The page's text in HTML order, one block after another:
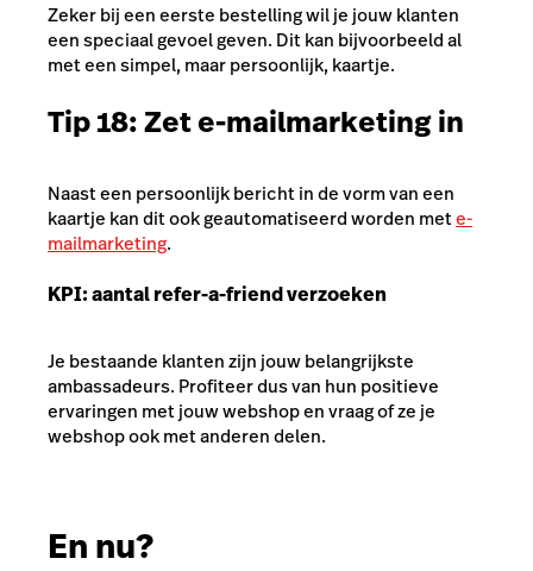
Zeker bij een eerste bestelling wil je jouw klanten
een speciaal gevoel geven. Dit kan bijvoorbeeld al
met een simpel, maar persoonlijk, kaartje.
Tip 18: Zet e-mailmarketing in
Naast een persoonlijk bericht in de vorm van een
kaartje kan dit ook geautomatiseerd worden mete-
mailmarketing.
KPI: aantal refer-a-friend verzoeken
Je bestaande klanten zijn jouw belangrijkste
ambassadeurs. Profiteer dus van hun positieve
ervaringen met jouw webshop en vraag of ze je
webshop ook met anderen delen.
En nu?